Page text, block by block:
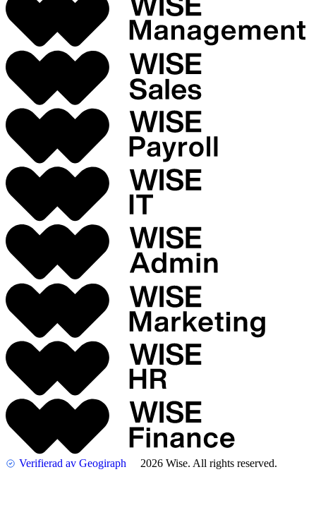
Verifierad av Geogiraph 2026 Wise. All rights reserved.